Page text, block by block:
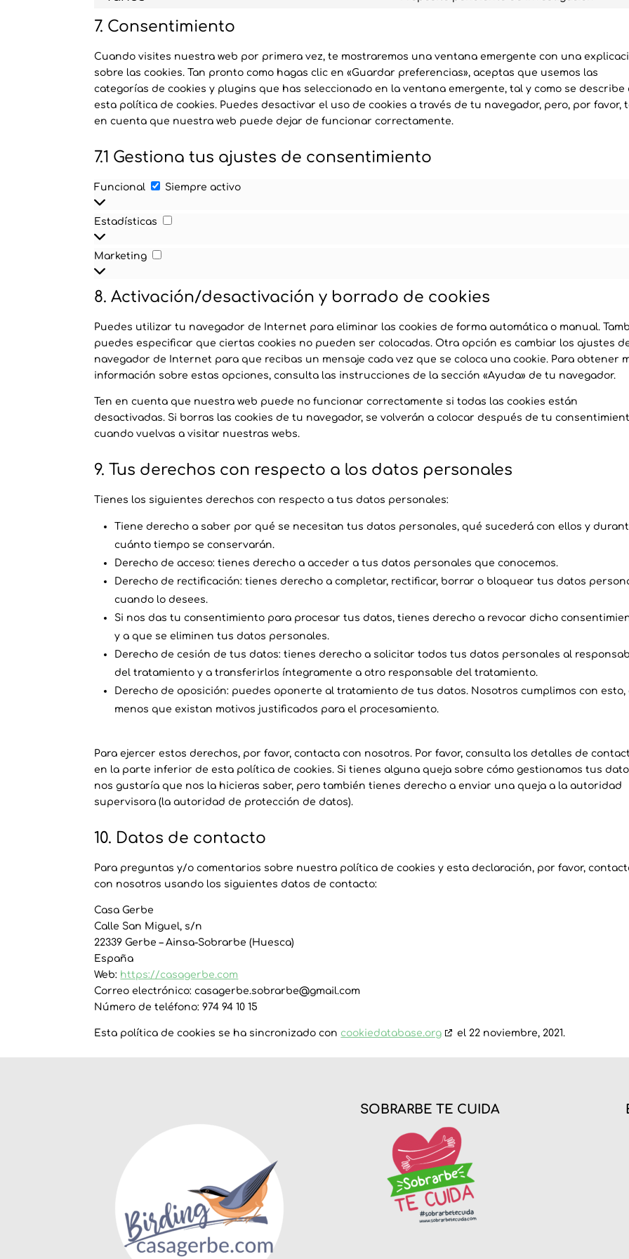
7. Consentimiento
Cuando visites nuestra web por primera vez, te mostraremos una ventana emergente con una
sobre las cookies. Tan pronto como hagas clic en «Guardar preferencias», aceptas que usemos las
categorías de cookies y plugins que has seleccionado en la ventana emergente, tal y como se describe
esta política de cookies. Puedes desactivar el uso de cookies a través de tu navegador, pero, por favor,
en cuenta que nuestra web puede dejar de funcionar correctamente.
7.1 Gestiona tus ajustes de consentimiento
Funcional Funcional
Siempre activo
Estadísticas
Marketing
8. Activación/desactivación y borrado de cookies
Puedes utilizar tu navegador de Internet para eliminar las cookies de forma automática o manual.
puedes especificar que ciertas cookies no pueden ser colocadas. Otra opción es cambiar los ajustes
navegador de Internet para que recibas un mensaje cada vez que se coloca una cookie. Para obtener
información sobre estas opciones, consulta las instrucciones de la sección «Ayuda» de tu navegador.
Ten en cuenta que nuestra web puede no funcionar correctamente si todas las cookies están
desactivadas. Si borras las cookies de tu navegador, se volverán a colocar después de tu
cuando vuelvas a visitar nuestras webs.
9. Tus derechos con respecto a los datos personales
Tienes los siguientes derechos con respecto a tus datos personales:
Tiene derecho a saber por qué se necesitan tus datos personales, qué sucederá con ellos y
cuánto tiempo se conservarán.
Derecho de acceso: tienes derecho a acceder a tus datos personales que conocemos.
Derecho de rectificación: tienes derecho a completar, rectificar, borrar o bloquear tus datos
cuando lo desees.
Si nos das tu consentimiento para procesar tus datos, tienes derecho a revocar dicho
y a que se eliminen tus datos personales.
Derecho de cesión de tus datos: tienes derecho a solicitar todos tus datos personales al
del tratamiento y a transferirlos íntegramente a otro responsable del tratamiento.
Derecho de oposición: puedes oponerte al tratamiento de tus datos. Nosotros cumplimos con esto,
menos que existan motivos justificados para el procesamiento.
Para ejercer estos derechos, por favor, contacta con nosotros. Por favor, consulta los detalles de
en la parte inferior de esta política de cookies. Si tienes alguna queja sobre cómo gestionamos tus
nos gustaría que nos la hicieras saber, pero también tienes derecho a enviar una queja a la autoridad
supervisora (la autoridad de protección de datos).
10. Datos de contacto
Para preguntas y/o comentarios sobre nuestra política de cookies y esta declaración, por favor,
con nosotros usando los siguientes datos de contacto:
Casa Gerbe
Calle San Miguel, s/n
22339 Gerbe – Ainsa-Sobrarbe (Huesca)
España
Web: https://casagerbe.com
Correo electrónico:casagerbe.sobrarbe@gmail.com
Número de teléfono: 974 94 10 15
Esta política de cookies se ha sincronizado con cookiedatabase.org el 22 noviembre, 2021.
SOBRARBE TE CUIDA